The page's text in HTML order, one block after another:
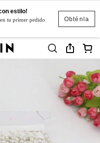
Obténla
estilo!
en tu primer pedido